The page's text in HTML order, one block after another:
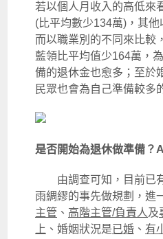
若以個人月收入的高低來
(比平均數少134萬)，其
而以職業別的不同來比較
藍領比平均值少164萬，
備的退休金也愈多；至於
民眾也會為自己準備較多
是否開始為退休做準備？
由調查可知，目前已有
雨綢繆的事先做規劃，進
主管 、 高階主管/負責人 及
上 、婚姻狀況是已婚 、 有